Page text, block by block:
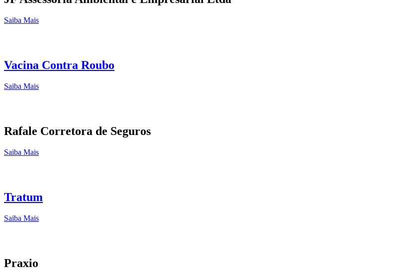
Saiba Mais
Vacina Contra Roubo
Saiba Mais
Rafale Corretora de Seguros
Saiba Mais
Tratum
Saiba Mais
Praxio